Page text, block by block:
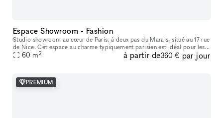
Espace Showroom - Fashion
Studio showroom au cœur de Paris, à deux pas du Marais, situé au 17 rue
de Nice. Cet espace au charme typiquement parisien est idéal pour les
showrooms, présentations de collections, pop-ups et événe
60 m2 à partir de360 € par jour
PREMIUM